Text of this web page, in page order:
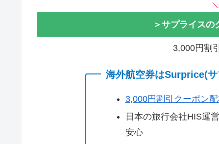
＞サプライスの
3,000円割
海外航空券はSurprice(
3,000円割引クーポン
日本の旅行会社HIS運
安心